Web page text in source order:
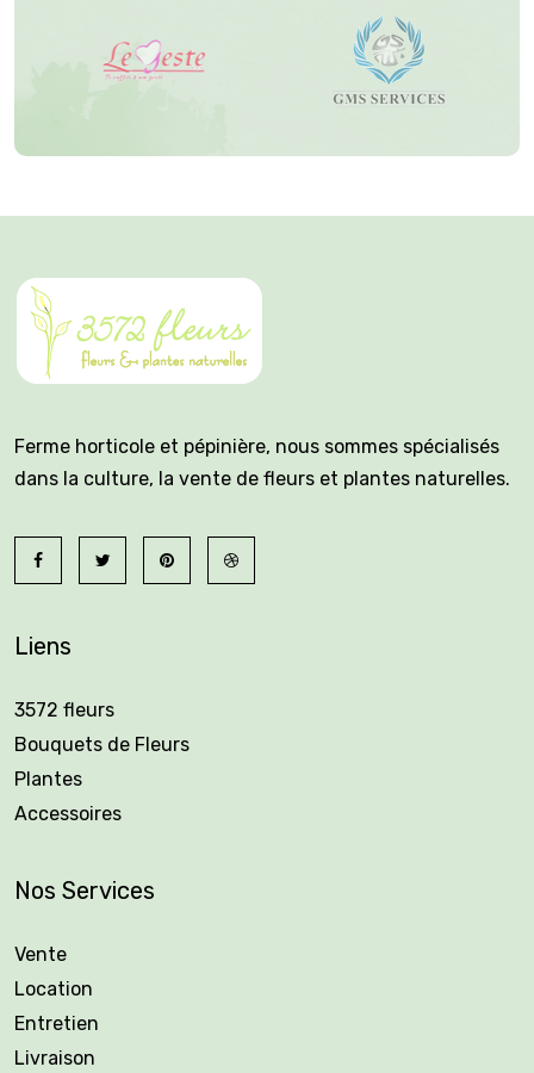
Ferme horticole et pépinière, nous sommes spécialisés
dans la culture, la vente de fleurs et plantes naturelles.
Liens
3572 fleurs
Bouquets de Fleurs
Plantes
Accessoires
Nos Services
Vente
Location
Entretien
Livraison